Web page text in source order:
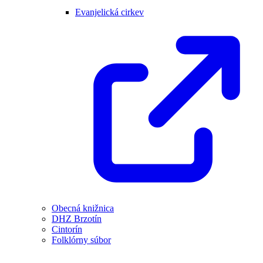
Evanjelická cirkev
Obecná knižnica
DHZ Brzotín
Cintorín
Folklórny súbor